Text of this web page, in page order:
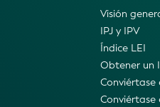
Visión
IPJ y IPV
Índice LEI
Obtener un
Conviértase
Conviértase